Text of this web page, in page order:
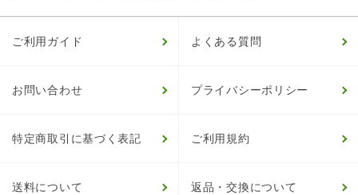
ご利用ガイド よくある質問
お問い合わせ プライバシーポリシー
特定商取引に基づく表記 ご利用規約
送料について 返品・交換について